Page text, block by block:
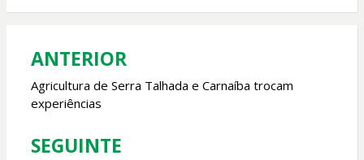
o
k
A
p
Navegação
de
Post
ANTERIOR
Agricultura de Serra Talhada e Carnaíba trocam
experiências
SEGUINTE